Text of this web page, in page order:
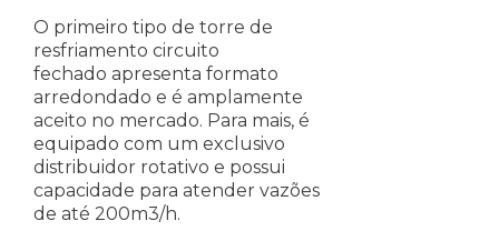
O primeiro tipo de torre de
resfriamento circuito
fechado apresenta formato
arredondado e é amplamente
aceito no mercado. Para mais, é
equipado com um exclusivo
distribuidor rotativo e possui
capacidade para atender vazões
de até 200m3/h.